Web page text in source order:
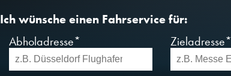
Ich wünsche einen Fahrservice für:
Abholadresse*
Zieladresse*